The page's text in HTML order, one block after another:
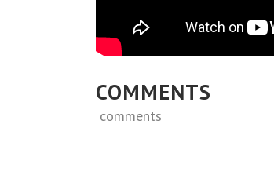
COMMENTS
comments